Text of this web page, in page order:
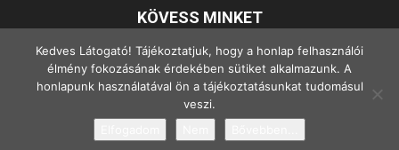
KÖVESS MINKET
© Copyright - 2022 Minden jog fenntartva.
Kedves Látogató! Tájékoztatjuk, hogy a honlap felhasználói
élmény fokozásának érdekében sütiket alkalmazunk. A
honlapunk használatával ön a tájékoztatásunkat tudomásul
veszi.